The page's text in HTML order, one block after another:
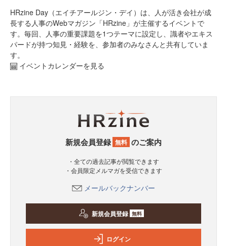
HRzine Day（エイチアールジン・デイ）は、人が活き会社が成
長する人事のWebマガジン「HRzine」が主催するイベントで
す。毎回、人事の重要課題を1つテーマに設定し、識者やエキス
パードが持つ知見・経験を、参加者のみなさんと共有していま
す。
イベントカレンダーを見る
新規会員登録 無料 のご案内
・全ての過去記事が閲覧できます
・会員限定メルマガを受信できます
メールバックナンバー
新規会員登録 無料
ログイン